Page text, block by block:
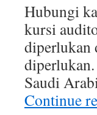
Hubungi
kursi
diperlukan
Saudi
Continue